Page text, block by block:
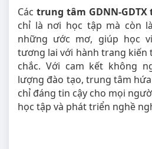
Các trung tâm GDNN-
chỉ là nơi học tập mà còn
những ước mơ, giúp học
tương lai với hành trang kiến
chắc. Với cam kết không
lượng đào tạo, trung tâm
chỉ đáng tin cậy cho mọi
học tập và phát triển nghề